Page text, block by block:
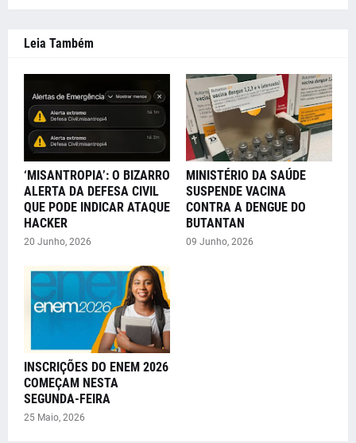
Leia Também
‘MISANTROPIA’: O BIZARRO
ALERTA DA DEFESA CIVIL
QUE PODE INDICAR ATAQUE
HACKER
20 Junho, 2026
MINISTÉRIO DA SAÚDE
SUSPENDE VACINA
CONTRA A DENGUE DO
BUTANTAN
09 Junho, 2026
INSCRIÇÕES DO ENEM 2026
COMEÇAM NESTA
SEGUNDA-FEIRA
25 Maio, 2026